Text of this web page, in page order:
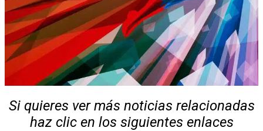
Si quieres ver más noticias relacionadas
haz clic en los siguientes enlaces